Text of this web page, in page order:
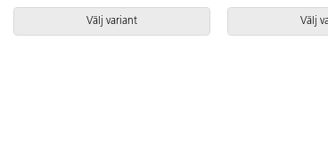
Välj variant
på begäran.
artikelnummer
Välj